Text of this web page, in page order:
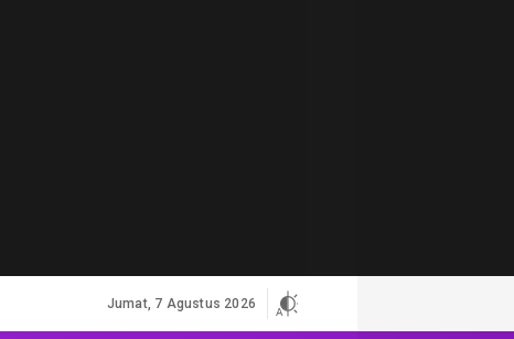
Jumat, 7 Agustus 2026